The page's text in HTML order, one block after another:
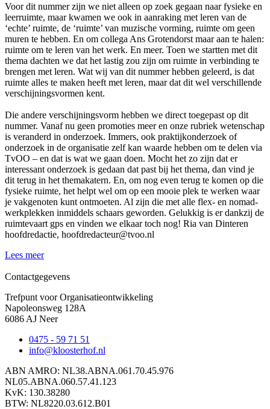
Voor dit nummer zijn we niet alleen op zoek gegaan naar fysieke en
leerruimte, maar kwamen we ook in aanraking met leren van de
‘echte’ ruimte, de ‘ruimte’ van muzische vorming, ruimte om geen
muren te hebben. En om collega Ans Grotendorst maar aan te halen:
ruimte om te leren van het werk. En meer. Toen we startten met dit
thema dachten we dat het lastig zou zijn om ruimte in verbinding te
brengen met leren. Wat wij van dit nummer hebben geleerd, is dat
ruimte alles te maken heeft met leren, maar dat dit wel verschillende
verschijningsvormen kent.
Die andere verschijningsvorm hebben we direct toegepast op dit
nummer. Vanaf nu geen promoties meer en onze rubriek wetenschap
is veranderd in onderzoek. Immers, ook praktijkonderzoek of
onderzoek in de organisatie zelf kan waarde hebben om te delen via
TvOO – en dat is wat we gaan doen. Mocht het zo zijn dat er
interessant onderzoek is gedaan dat past bij het thema, dan vind je
dit terug in het themakatern. En, om nog even terug te komen op die
fysieke ruimte, het helpt wel om op een mooie plek te werken waar
je vakgenoten kunt ontmoeten. Al zijn die met alle flex- en nomad-
werkplekken inmiddels schaars geworden. Gelukkig is er dankzij de
ruimtevaart gps en vinden we elkaar toch nog! Ria van Dinteren
hoofdredactie, hoofdredacteur@tvoo.nl
Lees meer
Contactgegevens
Trefpunt voor Organisatieontwikkeling
Napoleonsweg 128A
6086 AJ Neer
0475 - 59 71 51
info@kloosterhof.nl
ABN AMRO: NL38.ABNA.061.70.45.976
NL05.ABNA.060.57.41.123
KvK: 130.38280
BTW: NL8220.03.612.B01